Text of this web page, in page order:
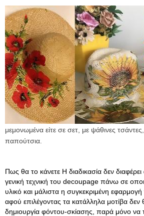
μεμονωμένα είτε σε σετ, με ψάθινες
παπούτσια.
Πως θα το κάνετε Η διαδικασία δεν
γενική τεχνική του decoupage πάνω σε
υλικό και μάλιστα η συγκεκριμένη
αφού επιλέγοντας τα κατάλληλα μοτίβα δεν
δημιουργία φόντου-σκίασης, παρά μόνο να